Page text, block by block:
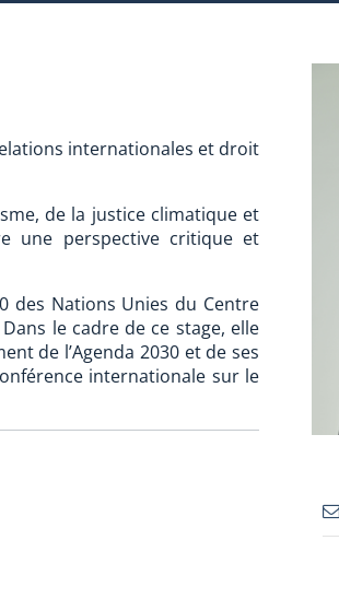
internationales et droit
de la justice climatique et
une perspective critique et
des Nations Unies du Centre
le cadre de ce stage, elle
de l’Agenda 2030 et de ses
internationale sur le